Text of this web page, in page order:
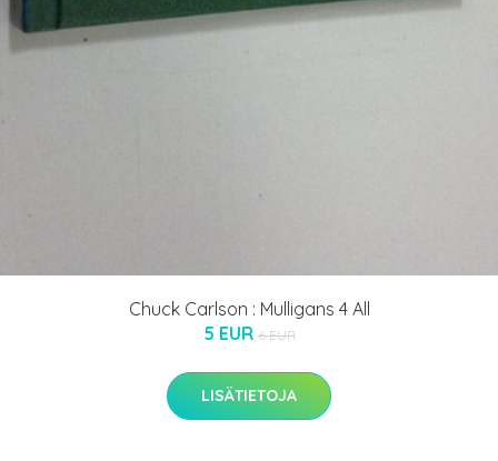
Chuck Carlson : Mulligans 4 All
5 EUR 6 EUR
LISÄTIETOJA